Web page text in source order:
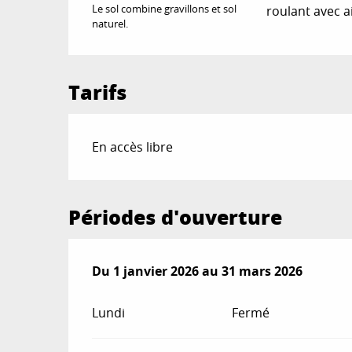
Le sol combine gravillons et sol
naturel.
roulant avec
Tarifs
En accès libre
Périodes d'ouverture
Du 1 janvier 2026au 31 mars 2026
Du 1 janvier 2026au 31 mars 2026
Lundi Fermé